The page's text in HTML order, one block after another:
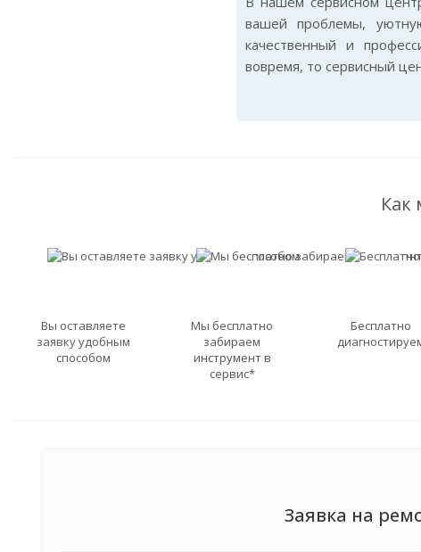
вашей проблемы,
качественный и
вовремя, то сервисный
Как
Вы оставляете
заявку удобным
способом
Мы бесплатно
забираем
инструмент в
сервис*
Бесплатно
Заявка на